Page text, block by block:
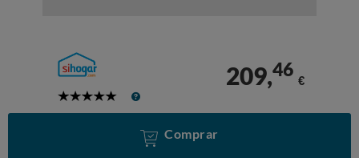
5
209,46
€
Comprar